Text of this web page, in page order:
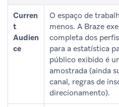
Curren
t
Audien
ce
O espaço de
menos. A Braze
completa dos
para a estatística
público exibido é
amostrada (ainda
canal, regras de
direcionamento).